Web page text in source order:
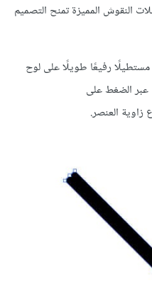
النقوش المميزة تمنح التصميم
رفيعًا طويلًا على لوح
بزاوية 45 درجة عبر الضغط على
زاوية العنصر.